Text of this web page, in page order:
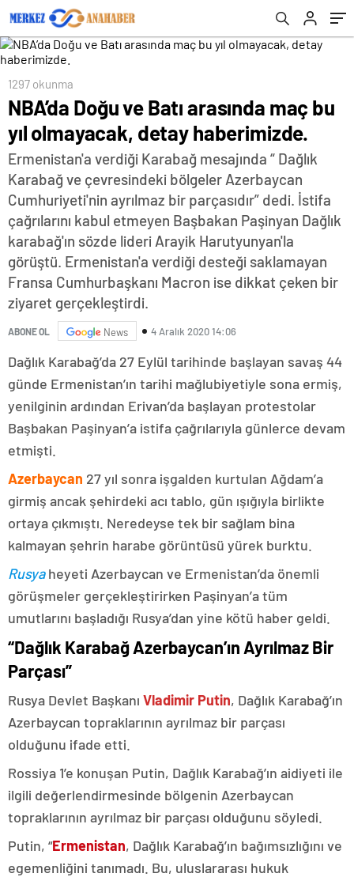
1297 okunma
NBA’da Doğu ve Batı arasında maç bu
yıl olmayacak, detay haberimizde.
Ermenistan'a verdiği Karabağ mesajında “ Dağlık
Karabağ ve çevresindeki bölgeler Azerbaycan
Cumhuriyeti'nin ayrılmaz bir parçasıdır” dedi. İstifa
çağrılarını kabul etmeyen Başbakan Paşinyan Dağlık
karabağ'ın sözde lideri Arayik Harutyunyan'la
görüştü. Ermenistan'a verdiği desteği saklamayan
Fransa Cumhurbaşkanı Macron ise dikkat çeken bir
ziyaret gerçekleştirdi.
ABONE OL News 4 Aralık 2020 14:06
Dağlık Karabağ’da 27 Eylül tarihinde başlayan savaş 44
günde Ermenistan’ın tarihi mağlubiyetiyle sona ermiş,
yenilginin ardından Erivan’da başlayan protestolar
Başbakan Paşinyan’a istifa çağrılarıyla günlerce devam
etmişti.
Azerbaycan 27 yıl sonra işgalden kurtulan Ağdam’a
girmiş ancak şehirdeki acı tablo, gün ışığıyla birlikte
ortaya çıkmıştı. Neredeyse tek bir sağlam bina
kalmayan şehrin harabe görüntüsü yürek burktu.
Rusyaheyeti Azerbaycan ve Ermenistan’da önemli
görüşmeler gerçekleştirirken Paşinyan’a tüm
umutlarını başladığı Rusya’dan yine kötü haber geldi.
“Dağlık Karabağ Azerbaycan’ın Ayrılmaz Bir
Parçası”
Rusya Devlet Başkanı Vladimir Putin, Dağlık Karabağ’ın
Azerbaycan topraklarının ayrılmaz bir parçası
olduğunu ifade etti.
Rossiya 1’e konuşan Putin, Dağlık Karabağ’ın aidiyeti ile
ilgili değerlendirmesinde bölgenin Azerbaycan
topraklarının ayrılmaz bir parçası olduğunu söyledi.
Putin, “Ermenistan, Dağlık Karabağ’ın bağımsızlığını ve
egemenliğini tanımadı. Bu, uluslararası hukuk